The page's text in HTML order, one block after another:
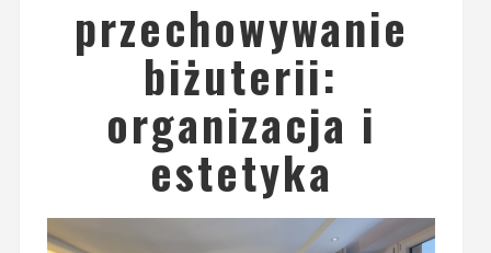
przechowywanie
biżuterii:
organizacja i
estetyka